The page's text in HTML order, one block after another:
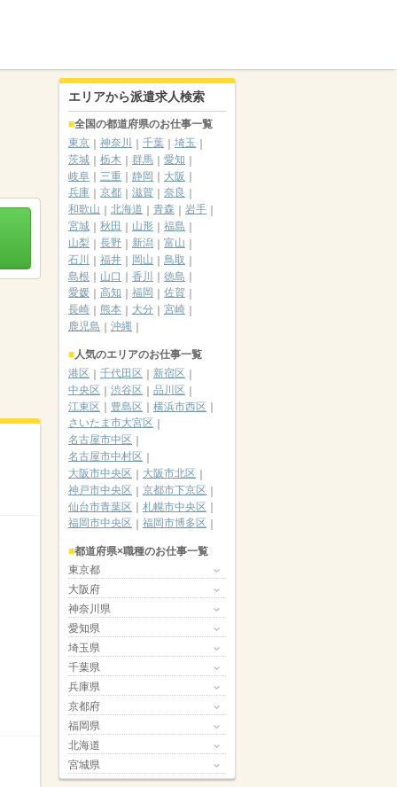
エリアから派遣求人検索
全国の都道府県のお仕事一覧
東京
神奈川 千葉
埼玉
茨城
栃木 群馬
愛知
岐阜
三重 静岡
大阪
兵庫
京都 滋賀
奈良
和歌山
北海道 青森
岩手
宮城
秋田 山形
福島
山梨
長野 新潟
富山
石川
福井 岡山
鳥取
島根
山口 香川
徳島
愛媛
高知 福岡
佐賀
長崎
熊本 大分
宮崎
鹿児島
沖縄
人気のエリアのお仕事一覧
港区
千代田区
新宿区
中央区
渋谷区
品川区
江東区
豊島区
横浜市西区
さいたま市大宮区
名古屋市中区
名古屋市中村区
大阪市中央区
大阪市北区
神戸市中央区
京都市下京区
仙台市青葉区
札幌市中央区
福岡市中央区
福岡市博多区
都道府県×職種のお仕事一覧
東京都
大阪府
神奈川県
愛知県
埼玉県
千葉県
兵庫県
京都府
福岡県
北海道
宮城県